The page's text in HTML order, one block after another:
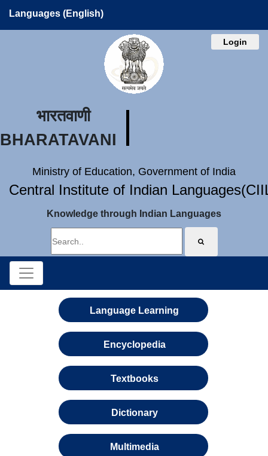
Languages (English)
Login
भारतवाणी
BHARATAVANI
Ministry of Education, Government of India
Central Institute of Indian
Knowledge through Indian Languages
Language Learning
Encyclopedia
Textbooks
Dictionary
Multimedia